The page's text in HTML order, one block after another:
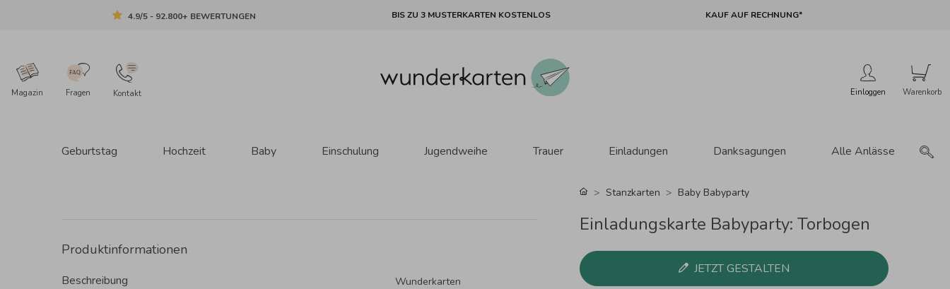
4.9/5 - 92.800+ BEWERTUNGEN BIS ZU 3 MUSTERKARTEN KOSTENLOS KAUF AUF RECHNUNG*
Magazin Fragen Kontakt Einloggen
Geburtstag Hochzeit Baby Einschulung Jugendweihe Trauer Einladungen Danksagungen Alle Anlässe
Produktinformationen
Beschreibung Wunderkarten
Stanzkarten Baby Babyparty
Einladungskarte Babyparty: Torbogen
JETZT GESTALTEN